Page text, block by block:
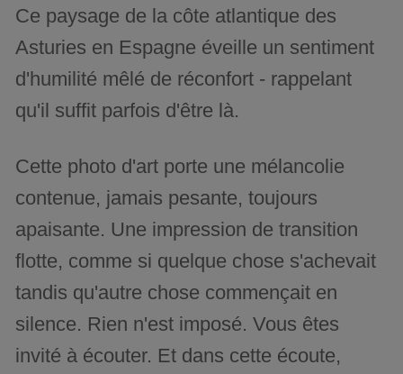
Ce paysage de la côte atlantique des
Asturies en Espagne éveille un sentiment
d'humilité mêlé de réconfort - rappelant
qu'il suffit parfois d'être là.
Cette photo d'art porte une mélancolie
contenue, jamais pesante, toujours
apaisante. Une impression de transition
flotte, comme si quelque chose s'achevait
tandis qu'autre chose commençait en
silence. Rien n'est imposé. Vous êtes
invité à écouter. Et dans cette écoute,